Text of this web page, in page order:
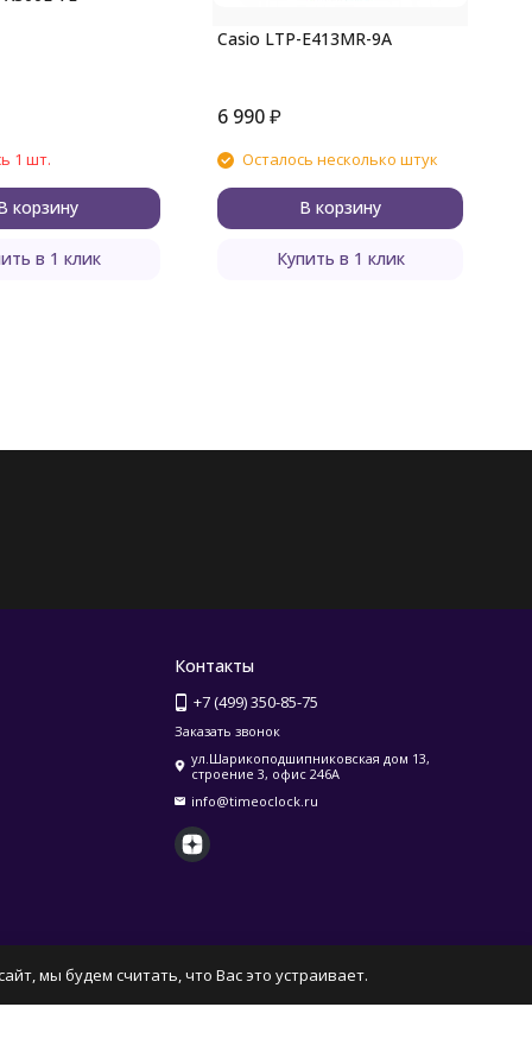
1 шт.
корзину
в 1 клик
Casio LTP-E413MR-9A
6 990₽
Осталось несколько штук
В корзину
Купить в 1 клик
Контакты
+7 (499) 350-85-75
Заказать звонок
ул.Шарикоподшипниковская дом 13,
строение 3, офис 246А
info@timeoclock.ru
мы будем считать, что Вас это устраивает.